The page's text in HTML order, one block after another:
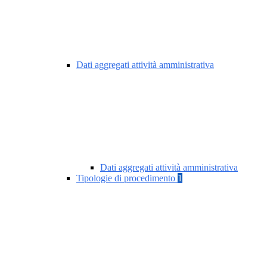
Dati aggregati attività amministrativa
Dati aggregati attività amministrativa
Tipologie di procedimento 1